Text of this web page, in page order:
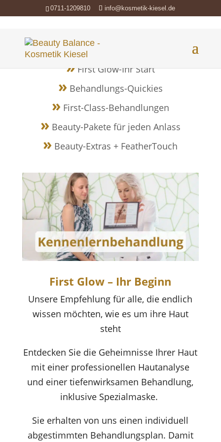
0711-1209810 info@kosmetik-kiesel.de
» First Glow-Ihr Start
» Behandlungs-Quickies
» First-Class-Behandlungen
» Beauty-Pakete für jeden Anlass
» Beauty-Extras + FeatherTouch
First Glow – Ihr Beginn
Unsere Empfehlung füralle, die endlich
wissen möchten, wie es um ihre Haut
steht
Entdecken Sie die Geheimnisse Ihrer Haut
mit einer professionellen Hautanalyse
und einer tiefenwirksamen Behandlung,
inklusive Spezialmaske.
Sie erhalten von uns einen individuell
abgestimmten Behandlungsplan. Damit